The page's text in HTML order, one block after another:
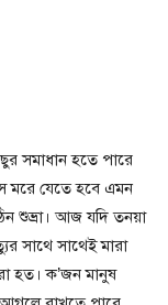
সমাধান হতে পারে
মরে যেতে হবে এমন
শুভ্রা। আজ যদি তনয়া
সাথে সাথেই মারা
হত। ক’জন মানুষ